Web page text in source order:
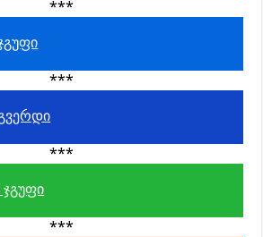
***
***
***
ჯგუფი
***